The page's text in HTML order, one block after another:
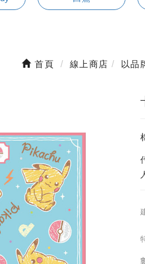
首頁 線上商店 以品